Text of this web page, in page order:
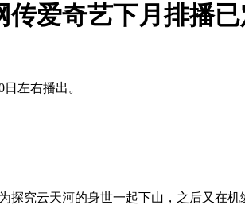
传爱奇艺下月排播
左右播出。
究云天河的身世一起下山，之后又在